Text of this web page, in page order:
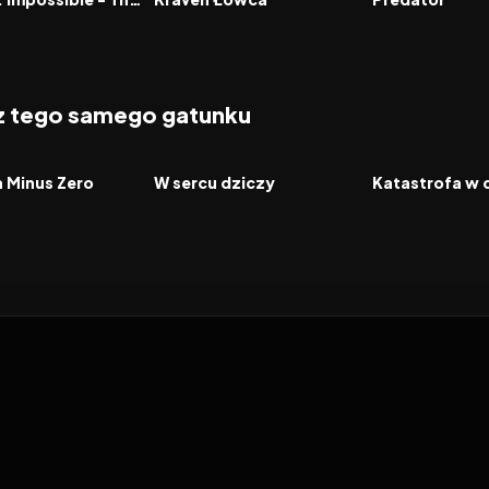
tego samego gatunku
Minus Zero FILM
W sercu dziczy FILM
Katastrofa w